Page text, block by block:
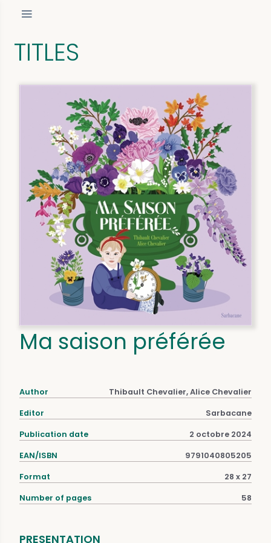
TITLES
Ma saison préférée
Author Thibault Chevalier, Alice Chevalier
Editor Sarbacane
Publication date 2 octobre 2024
EAN/ISBN 9791040805205
Format 28 x 27
Number of pages 58
PRESENTATION